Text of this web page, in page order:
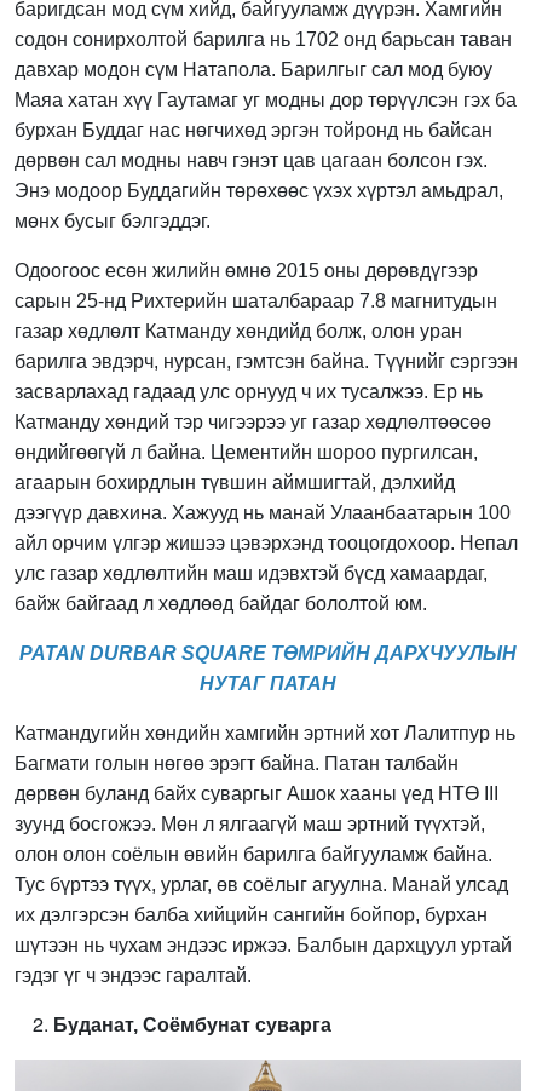
баригдсан мод сүм хийд, байгууламж дүүрэн. Хамгийн
содон сонирхолтой барилга нь 1702 онд барьсан таван
давхар модон сүм Натапола. Барилгыг сал мод буюу
Маяа хатан хүү Гаутамаг уг модны дор төрүүлсэн гэх ба
бурхан Буддаг нас нөгчихөд эргэн тойронд нь байсан
дөрвөн сал модны навч гэнэт цав цагаан болсон гэх.
Энэ модоор Буддагийн төрөхөөс үхэх хүртэл амьдрал,
мөнх бусыг бэлгэддэг.
Одоогоос есөн жилийн өмнө 2015 оны дөрөвдүгээр
сарын 25-нд Рихтерийн шаталбараар 7.8 магнитудын
газар хөдлөлт Катманду хөндийд болж, олон уран
барилга эвдэрч, нурсан, гэмтсэн байна. Түүнийг сэргээн
засварлахад гадаад улс орнууд ч их тусалжээ. Ер нь
Катманду хөндий тэр чигээрээ уг газар хөдлөлтөөсөө
өндийгөөгүй л байна. Цементийн шороо пургилсан,
агаарын бохирдлын түвшин аймшигтай, дэлхийд
дээгүүр давхина. Хажууд нь манай Улаанбаатарын 100
айл орчим үлгэр жишээ цэвэрхэнд тооцогдохоор. Непал
улс газар хөдлөлтийн маш идэвхтэй бүсд хамаардаг,
байж байгаад л хөдлөөд байдаг бололтой юм.
PATAN DURBAR SQUARE ТӨМРИЙН ДАРХЧУУЛЫН
НУТАГ ПАТАН
Катмандугийн хөндийн хамгийн эртний хот Лалитпур нь
Багмати голын нөгөө эрэгт байна. Патан талбайн
дөрвөн буланд байх суваргыг Ашок хааны үед НТӨ III
зуунд босгожээ. Мөн л ялгаагүй маш эртний түүхтэй,
олон олон соёлын өвийн барилга байгууламж байна.
Тус бүртээ түүх, урлаг, өв соёлыг агуулна. Манай улсад
их дэлгэрсэн балба хийцийн сангийн бойпор, бурхан
шүтээн нь чухам эндээс иржээ. Балбын дархцуул уртай
гэдэг үг ч эндээс гаралтай.
Буданат, Соёмбунат суварга